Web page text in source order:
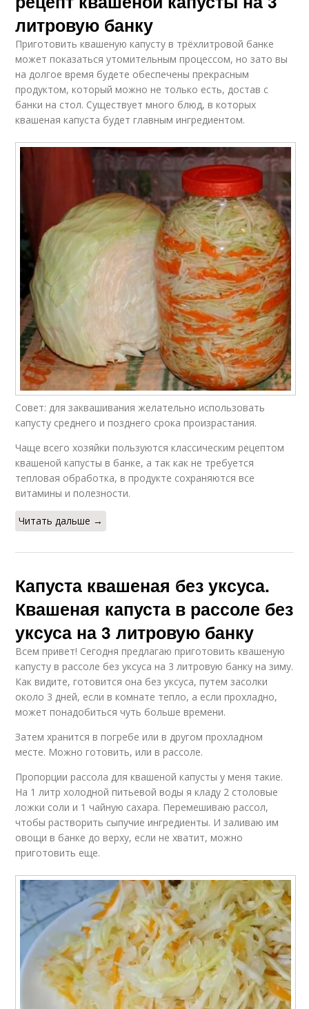
литровую банку
Приготовить квашеную капусту в трёхлитровой банке
может показаться утомительным процессом, но зато вы
на долгое время будете обеспечены прекрасным
продуктом, который можно не только есть, достав с
банки на стол. Существует много блюд, в которых
квашеная капуста будет главным ингредиентом.
Совет: для заквашивания желательно использовать
капусту среднего и позднего срока произрастания.
Чаще всего хозяйки пользуются классическим рецептом
квашеной капусты в банке, а так как не требуется
тепловая обработка, в продукте сохраняются все
витамины и полезности.
Читать дальше →
Капуста квашеная без уксуса.
Квашеная капуста в рассоле без
уксуса на 3 литровую банку
Всем привет! Сегодня предлагаю приготовить квашеную
капусту в рассоле без уксуса на 3 литровую банку на зиму.
Как видите, готовится она без уксуса, путем засолки
около 3 дней, если в комнате тепло, а если прохладно,
может понадобиться чуть больше времени.
Затем хранится в погребе или в другом прохладном
месте. Можно готовить, или в рассоле.
Пропорции рассола для квашеной капусты у меня такие.
На 1 литр холодной питьевой воды я кладу 2 столовые
ложки соли и 1 чайную сахара. Перемешиваю рассол,
чтобы растворить сыпучие ингредиенты. И заливаю им
овощи в банке до верху, если не хватит, можно
приготовить еще.